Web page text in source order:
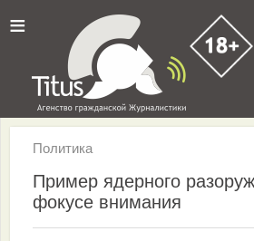
≡
Политика
Пример ядерного
фокусе внимания